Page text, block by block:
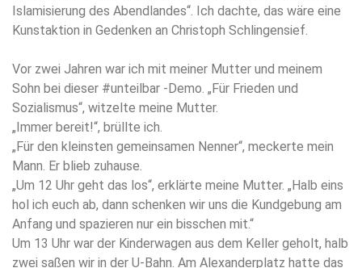
Islamisierung des Abendlandes“. Ich dachte, das wäre eine
Kunstaktion in Gedenken an Christoph Schlingensief.
Vor zwei Jahren war ich mit meiner Mutter und meinem
Sohn bei dieser #unteilbar -Demo. „Für Frieden und
Sozialismus“, witzelte meine Mutter.
„Immer bereit!“, brüllte ich.
„Für den kleinsten gemeinsamen Nenner“, meckerte mein
Mann. Er blieb zuhause.
„Um 12 Uhr geht das los“, erklärte meine Mutter. „Halb eins
hol ich euch ab, dann schenken wir uns die Kundgebung am
Anfang und spazieren nur ein bisschen mit.“
Um 13 Uhr war der Kinderwagen aus dem Keller geholt, halb
zwei saßen wir in der U-Bahn. Am Alexanderplatz hatte das